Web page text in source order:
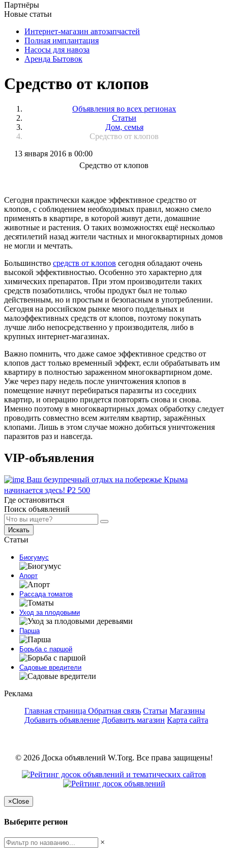
Партнёры
Новые статьи
Интернет-магазин автозапчастей
Полная имплантация
Насосы для навоза
Аренда Бытовок
Средство от клопов
Объявления во всех регионах
Статьи
Дом, семья
Средство от клопов
13 января 2016 в 00:00
Средство от клопов
Сегодня практически каждое эффективное средство от
клопов, с соблюдением необходимых правил, можно смело
применять в квартире, в которой живут дети, домашние
животные и растения. О таких возможностях ещё несколько
десятилетий назад жители частных и многоквартирных домов
не могли и мечтать.
Большинство средств от клопов сегодня обладают очень
высокой эффективностью. Особенно это характерно для
химических препаратов. При этом производители таких
средств позаботились, чтобы продукт был не только
действенным, но и простым и безопасным в употреблении.
Сегодня на российском рынке много поддельных и
малоэффективных средств от клопов, поэтому покупать
лучше либо непосредственно у производителя, либо в
крупных интернет-магазинах.
Важно помнить, что даже самое эффективное средство от
клопов даст только временный эффект, если обрабатывать им
квартиру в полностью зараженном многоквартирном доме.
Уже через пару недель после уничтожения клопов в
помещение начнут перебираться паразиты из соседних
квартир, и операцию придется повторять снова и снова.
Именно поэтому в многоквартирных домах обработку следует
проводить совместно всем жителям квартир, заражённых
клопами. Лишь в этом случае можно добиться уничтожения
паразитов раз и навсегда.
VIP-объявления
Ваш безупречный отдых на побережье Крыма
начинается здесь! ₽2 500
Где остановиться
Поиск объявлений
Искать
Статьи
Биогумус
Апорт
Рассада томатов
Уход за плодовыми
Парша
Борьба с паршой
Садовые вредители
Реклама
Главная страница Обратная связь Статьи Магазины
Добавить объявление Добавить магазин Карта сайта
© 2026 Доска объявлений W.Torg. Все права защищены!
×Close
Выберите регион
×